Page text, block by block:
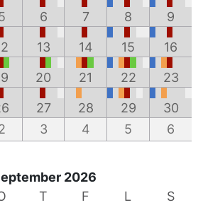
6 7 8 9
13 14 15 16
20 21 22 23
27 28 29
30
3 4 5 6
2026
T F L
S